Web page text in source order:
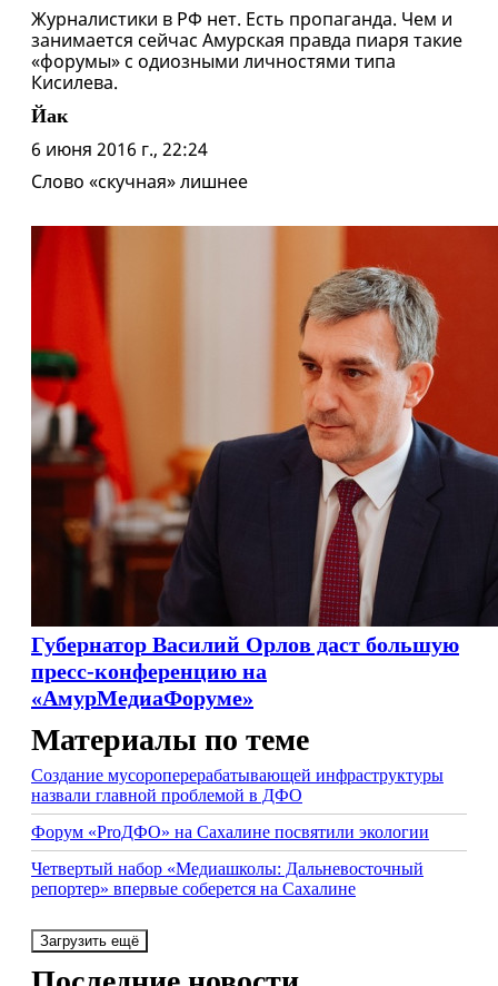
Журналистики в РФ нет. Есть пропаганда. Чем и
занимается сейчас Амурская правда пиаря такие
«форумы» с одиозными личностями типа
Кисилева.
Йак
6 июня 2016 г., 22:24
Слово «скучная» лишнее
Губернатор Василий Орлов даст большую
пресс-конференцию на
«АмурМедиаФоруме»
Материалы по теме
Создание мусороперерабатывающей инфраструктуры
назвали главной проблемой в ДФО
Форум «ProДФО» на Сахалине посвятили экологии
Четвертый набор «Медиашколы: Дальневосточный
репортер» впервые соберется на Сахалине
Загрузить ещё